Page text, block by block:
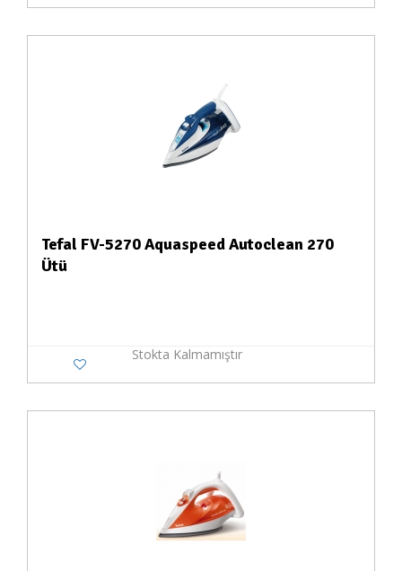
Tefal FV-5270 Aquaspeed Autoclean 270
Ütü
Stokta Kalmamıştır